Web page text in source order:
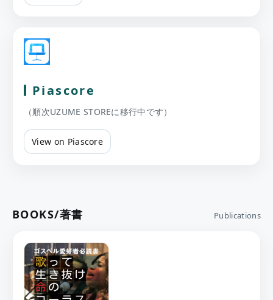
Piascore
（順次UZUME STOREに移行中です）
View on Piascore
BOOKS/著書 Publications